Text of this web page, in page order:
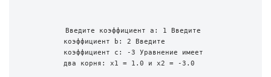
Введите коэффициент a: 1 Введите
коэффициент b: 2 Введите
коэффициент c: -3 Уравнение имеет
два корня: x1 = 1.0 и x2 = -3.0